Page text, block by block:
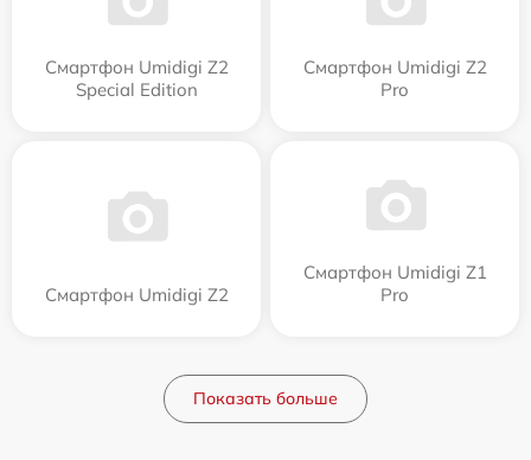
Смартфон Umidigi Z2
Special Edition
Смартфон Umidigi Z2
Pro
Смартфон Umidigi Z2
Смартфон Umidigi Z1
Pro
Показать больше